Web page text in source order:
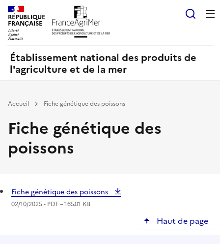
RÉPUBLIQUE
FRANÇAISE
Établissement national des produits de
l'agriculture et de la mer
Accueil Fiche génétique des poissons
Fiche génétique des
poissons
Fiche génétique des poissons
02/10/2025 - PDF– 165.01 KB
Haut de page
Panneau de gestion des cookies